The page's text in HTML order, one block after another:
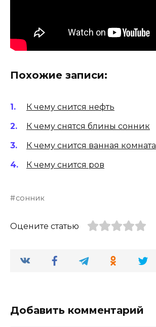
Похожие записи:
К чему снится нефть
К чему снятся блины сонник
К чему снится ванная комната
К чему снится ров
сонник
Оцените статью
Добавить комментарий